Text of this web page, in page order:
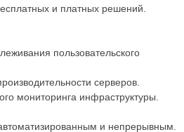
и платных решений.
пользовательского
серверов.
мониторинга инфраструктуры.
и непрерывным.